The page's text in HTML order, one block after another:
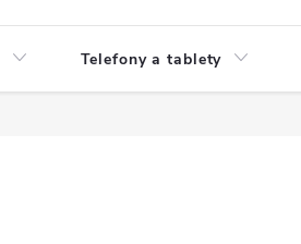
Telefony a tablety